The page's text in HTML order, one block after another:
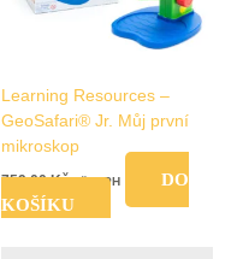
Learning Resources –
GeoSafari® Jr. Můj první
mikroskop
759,00Kč vč. DPH
DO
KOŠÍKU